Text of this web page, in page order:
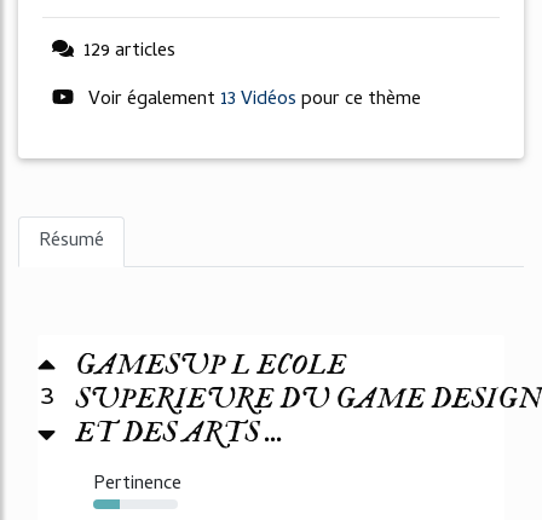
129 articles
Voir également 13 Vidéospour ce thème
Résumé
3
GAMESUP L ECOLE
SUPERIEURE DU GAME DESIGN
ET DES ARTS ...
Pertinence
31%